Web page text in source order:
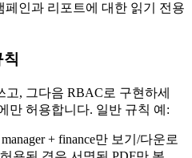
페인과 리포트에 대한 읽기 전용
, 그다음 RBAC로 구현하세
만 허용합니다. 일반 규칙 예:
+ finance만 보기/다운로